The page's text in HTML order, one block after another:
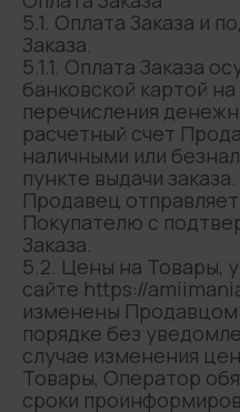
После регистрации в личном
На первый
заказскидка
5.1. Оплата Заказа и
Заказа.
5.1.1. Оплата Заказа
банковской картой
перечисления
расчетный счет
наличными или
пункте выдачи
Продавец
Покупателю с
Заказа.
5.2. Цены на Товары,
сайте https://
изменены
порядке без
случае изменения
Товары, Оператор
сроки